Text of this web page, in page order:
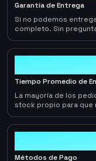
Garantía de Entrega
Si no podemos
completo. Sin
Tiempo Promedio de
La mayoría de los
stock propio para que
Métodos de Pago